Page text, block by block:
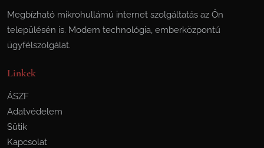
Megbízható mikrohullámú internet szolgáltatás az Ön
településén is. Modern technológia, emberközpontú
ügyfélszolgálat.
Linkek
ÁSZF
Adatvédelem
Sütik
Kapcsolat